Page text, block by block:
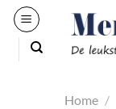
Ga
naar
inhoud
Home /